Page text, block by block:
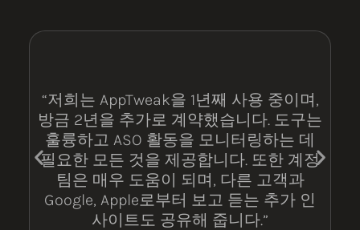
“저희는 AppTweak을 1년째 사용 중이며,
방금 2년을 추가로 계약했습니다. 도구는
훌륭하고 ASO 활동을 모니터링하는 데
필요한 모든 것을 제공합니다. 또한 계정
팀은 매우 도움이 되며, 다른 고객과
Google, Apple로부터 보고 듣는 추가 인
사이트도 공유해 줍니다.”